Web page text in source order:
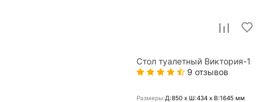
Стол туалетный Виктория-1
9 отзывов
Размеры:Д:850 x Ш:434 x В:1645 мм